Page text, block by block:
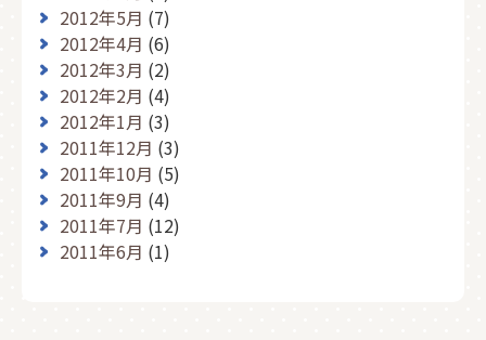
2012年5月 (7)
2012年4月 (6)
2012年3月 (2)
2012年2月 (4)
2012年1月 (3)
2011年12月 (3)
2011年10月 (5)
2011年9月 (4)
2011年7月 (12)
2011年6月 (1)